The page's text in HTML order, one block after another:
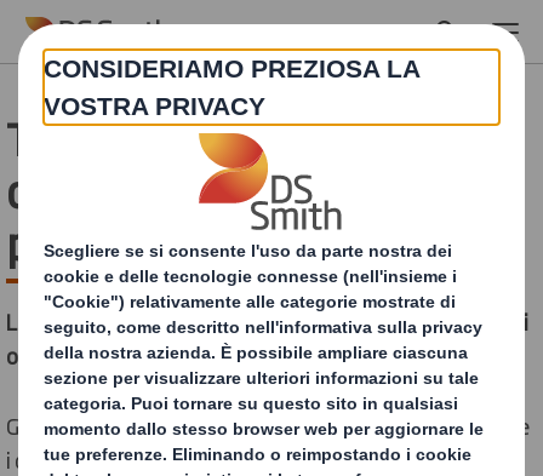
Skip to main content
Ti supportiamo a ridurre i
costi attraverso il
packaging innovativo
Le nostre soluzioni di packaging aiutano a ridurre i costi
operativi
Giorno dopo giorno, aiutiamo i nostri clienti ad eliminare
i costi non necessari. È questo il potere del packaging: